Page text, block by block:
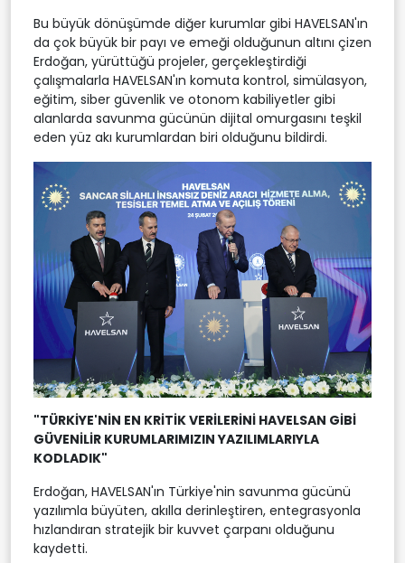
Bu büyük dönüşümde diğer kurumlar gibi HAVELSAN'ın
da çok büyük bir payı ve emeği olduğunun altını çizen
Erdoğan, yürüttüğü projeler, gerçekleştirdiği
çalışmalarla HAVELSAN'ın komuta kontrol, simülasyon,
eğitim, siber güvenlik ve otonom kabiliyetler gibi
alanlarda savunma gücünün dijital omurgasını teşkil
eden yüz akı kurumlardan biri olduğunu bildirdi.
"TÜRKİYE'NİN EN KRİTİK VERİLERİNİ HAVELSAN GİBİ
GÜVENİLİR KURUMLARIMIZIN YAZILIMLARIYLA
KODLADIK"
Erdoğan, HAVELSAN'ın Türkiye'nin savunma gücünü
yazılımla büyüten, akılla derinleştiren, entegrasyonla
hızlandıran stratejik bir kuvvet çarpanı olduğunu
kaydetti.